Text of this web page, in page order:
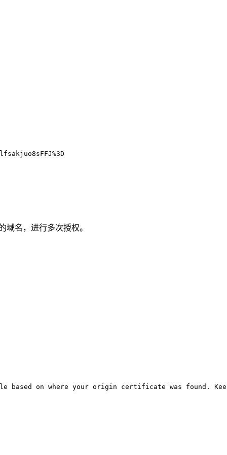
域名，进行多次授权。
based on where your origin certificate was found.